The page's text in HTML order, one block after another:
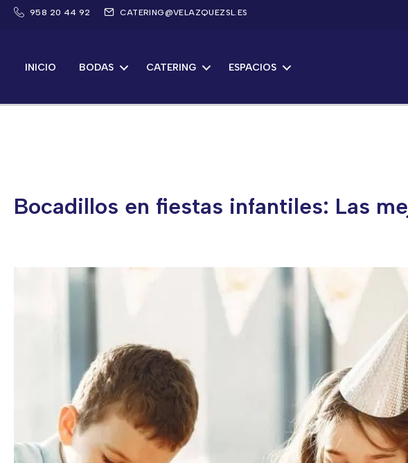
Saltar958 20 44 92 CATERING@VELAZQUEZSL.ES
INICIO BODAS CATERING ESPACIOS
Bocadillos en fiestas infantiles: Las